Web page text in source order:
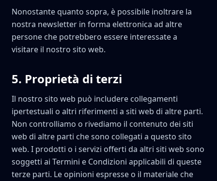
Nonostante quanto sopra, è possibile inoltrare la
nostra newsletter in forma elettronica ad altre
persone che potrebbero essere interessate a
visitare il nostro sito web.
5. Proprietà di terzi
Il nostro sito web può includere collegamenti
ipertestuali o altri riferimenti a siti web di altre parti.
Non controlliamo o rivediamo il contenuto dei siti
web di altre parti che sono collegati a questo sito
web. I prodotti o i servizi offerti da altri siti web sono
soggetti ai Termini e Condizioni applicabili di queste
terze parti. Le opinioni espresse o il materiale che